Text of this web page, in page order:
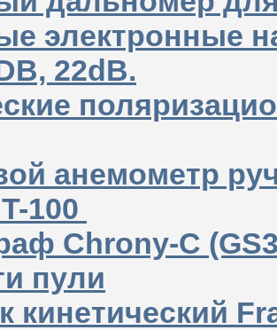
электронные
22dB.
анемометр
100
Chrony-C
пули
кинетический